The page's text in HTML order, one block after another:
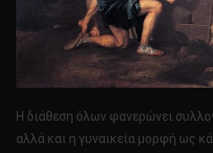
Η διάθεση όλων φανερώνει
αλλά και η γυναικεία μορφή ως